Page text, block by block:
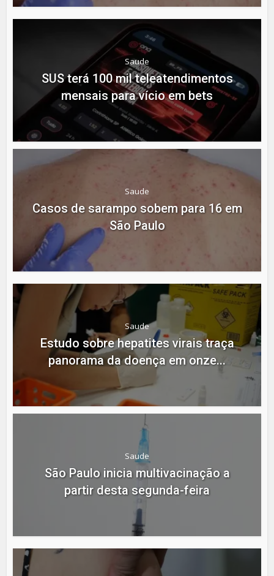
Saude
SUS terá 100 mil teleatendimentos
mensais para vício em bets
Saude
Casos de sarampo sobem para 16 em
São Paulo
Saude
Estudo sobre hepatites virais traça
panorama da doença em onze...
Saude
São Paulo inicia multivacinação a
partir desta segunda-feira